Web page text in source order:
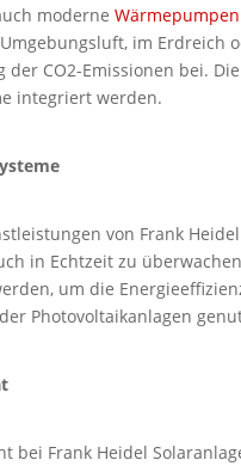
moderneWärmepumpen
im Erdreich
CO2-Emissionen bei.
integriert werden.
von Frank
in Echtzeit zu
um die
Photovoltaikanlagen
bei Frank Heidel